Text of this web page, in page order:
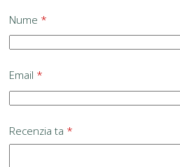
Nume *
Email *
Recenzia ta *